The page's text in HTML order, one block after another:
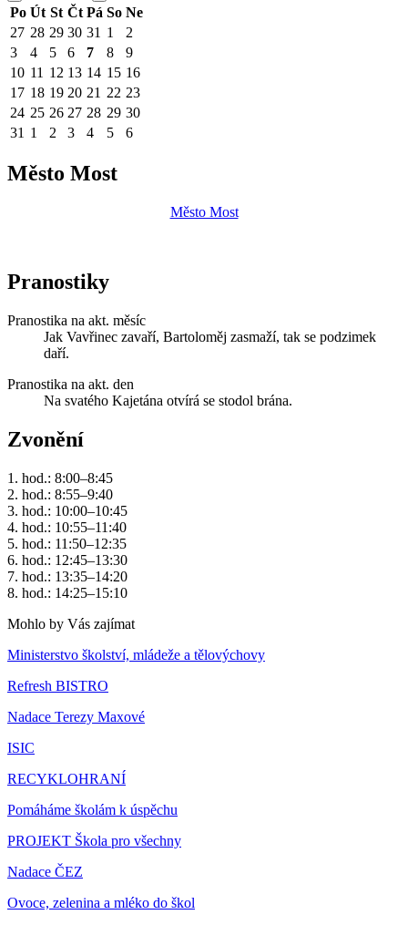
Po Út St Čt Pá So Ne
27 28 29 30 31 1
2
3
4 5 6 7 8
9
10 11 12 13 14 15 16
17 18 19 20 21 22 23
24 25 26 27 28 29 30
31 1 2 3 4 5 6
Město Most
Město Most
Pranostiky
Pranostika na akt. měsíc
Jak Vavřinec zavaří, Bartoloměj zasmaží, tak se podzimek
daří.
Pranostika na akt. den
Na svatého Kajetána otvírá se stodol brána.
Zvonění
1. hod.: 8:00–8:45
2. hod.: 8:55–9:40
3. hod.: 10:00–10:45
4. hod.: 10:55–11:40
5. hod.: 11:50–12:35
6. hod.: 12:45–13:30
7. hod.: 13:35–14:20
8. hod.: 14:25–15:10
Mohlo by Vás zajímat
Ministerstvo školství, mládeže a tělovýchovy
Refresh BISTRO
Nadace Terezy Maxové
ISIC
RECYKLOHRANÍ
Pomáháme školám k úspěchu
PROJEKT Škola pro všechny
Nadace ČEZ
Ovoce, zelenina a mléko do škol